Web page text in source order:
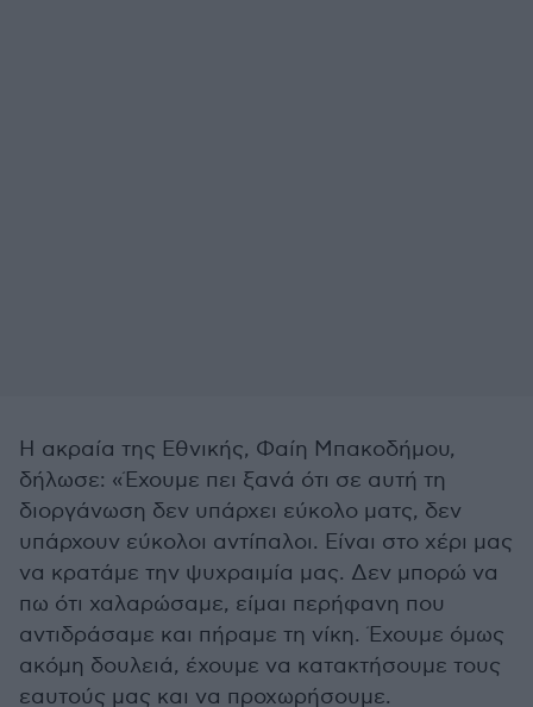
Η ακραία της Εθνικής, Φαίη Μπακοδήμου,
δήλωσε: «Έχουμε πει ξανά ότι σε αυτή τη
διοργάνωση δεν υπάρχει εύκολο ματς, δεν
υπάρχουν εύκολοι αντίπαλοι. Είναι στο χέρι μας
να κρατάμε την ψυχραιμία μας. Δεν μπορώ να
πω ότι χαλαρώσαμε, είμαι περήφανη που
αντιδράσαμε και πήραμε τη νίκη. Έχουμε όμως
ακόμη δουλειά, έχουμε να κατακτήσουμε τους
εαυτούς μας και να προχωρήσουμε.